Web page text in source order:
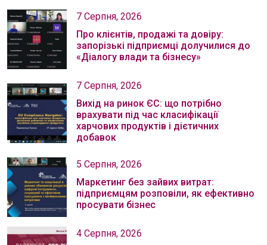
7 Серпня, 2026
Про клієнтів, продажі та довіру:
запорізькі підприємці долучилися до
«Діалогу влади та бізнесу»
7 Серпня, 2026
Вихід на ринок ЄС: що потрібно
врахувати під час класифікації
харчових продуктів і дієтичних
добавок
5 Серпня, 2026
Маркетинг без зайвих витрат:
підприємцям розповіли, як ефективно
просувати бізнес
4 Серпня, 2026